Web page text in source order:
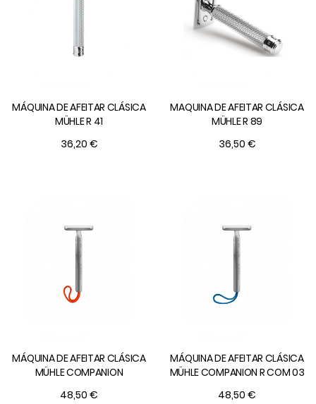
MÁQUINA DE AFEITAR CLÁSICA
MÜHLE R 41
36,20 €
MAQUINA DE AFEITAR CLÁSICA
MÜHLE R 89
36,50 €
MÁQUINA DE AFEITAR CLÁSICA
MÜHLE COMPANION
48,50 €
MÁQUINA DE AFEITAR CLÁSICA
MÜHLE COMPANION R COM 03
48,50 €